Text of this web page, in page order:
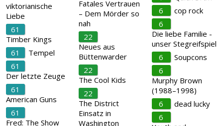
viktorianische
Liebe
61
Timber Kings
61
Tempel
61
Der letzte Zeuge
61
American Guns
61
Fred: The Show
Fatales Vertrauen
– Dem Mörder so
nah
22
Neues aus
Büttenwarder
22
The Cool Kids
22
The District
Einsatz in
Washington
6
cop rock
6
Die liebe Familie -
unser Stegreifspiel
6
Soupcons
6
Murphy Brown
(1988–1998)
6
dead lucky
6